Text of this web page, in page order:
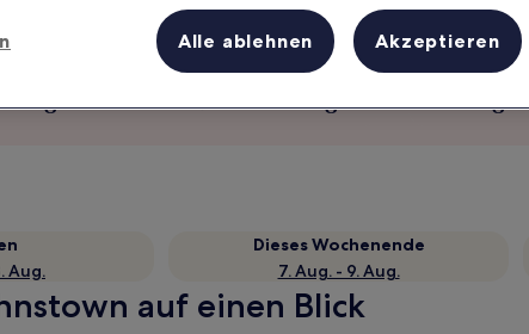
Verdiene Prämien für jede
Übernachtung
Mehr
Aug.
Dieses Wochenende
7. Aug. - 9. Aug.
auf einen Blick
Alle ablehnen Akzeptieren